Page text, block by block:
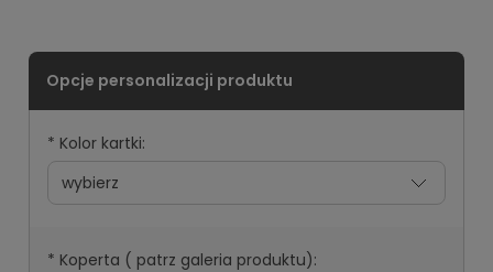
* Kolor kartki:
* Koperta ( patrz galeria produktu):